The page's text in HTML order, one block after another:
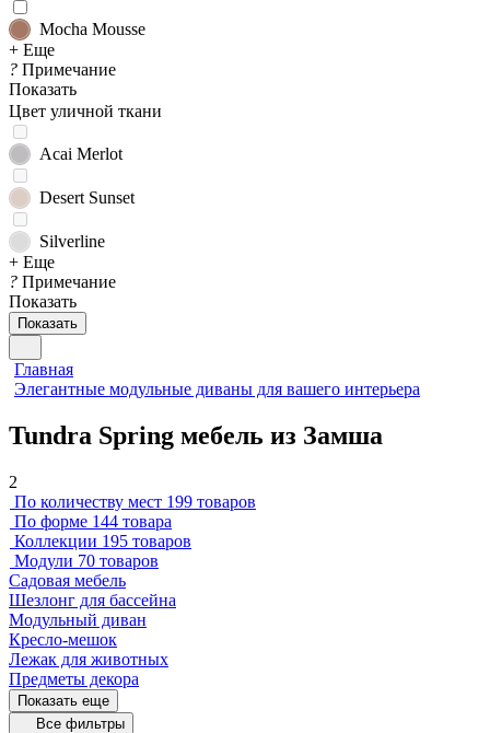
Mocha Mousse
+ Еще
? Примечание
Показать
Цвет уличной ткани
Acai Merlot
Desert Sunset
Silverline
+ Еще
? Примечание
Показать
Показать
Главная
Элегантные модульные диваны для вашего интерьера
Tundra Spring мебель из Замша
2
По количеству мест 199 товаров
По форме 144 товара
Коллекции 195 товаров
Модули 70 товаров
Садовая мебель
Шезлонг для бассейна
Модульный диван
Кресло-мешок
Лежак для животных
Предметы декора
Показать еще
Все фильтры